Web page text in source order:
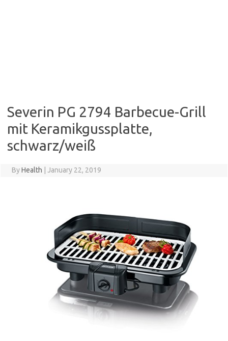
Severin PG 2794 Barbecue-Grill
mit Keramikgussplatte,
schwarz/weiß
ByHealth January 22, 2019